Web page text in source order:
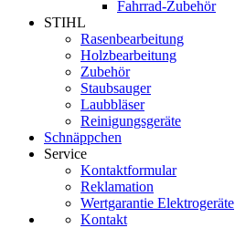
Fahrrad-Zubehör
STIHL
Rasenbearbeitung
Holzbearbeitung
Zubehör
Staubsauger
Laubbläser
Reinigungsgeräte
Schnäppchen
Service
Kontaktformular
Reklamation
Wertgarantie Elektrogeräte
Kontakt